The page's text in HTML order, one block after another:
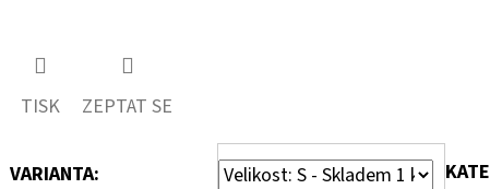
TISK ZEPTAT SE
VARIANTA: